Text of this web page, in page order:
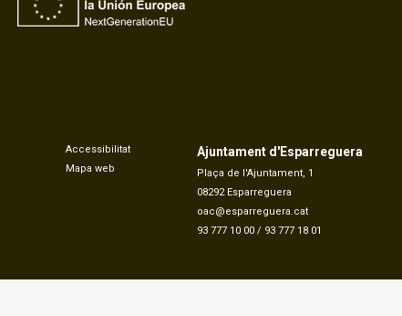
Accessibilitat
Mapa web
Ajuntament d'Esparreguera
Plaça de l'Ajuntament, 1
08292 Esparreguera
oac@esparreguera.cat
93 777 10 00/ 93 777 18 01